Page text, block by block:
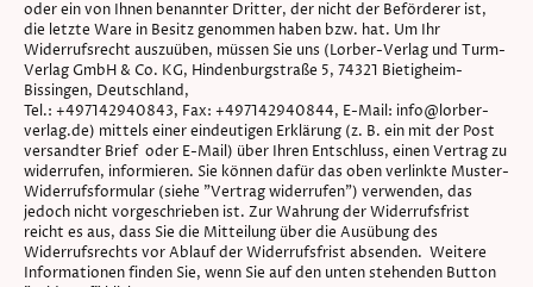
oder ein von Ihnen benannter Dritter, der nicht der Beförderer ist,
die letzte Ware in Besitz genommen haben bzw. hat. Um Ihr
Widerrufsrecht auszuüben, müssen Sie uns (Lorber-Verlag und Turm-
Verlag GmbH & Co. KG, Hindenburgstraße 5, 74321 Bietigheim-
Bissingen, Deutschland,
Tel.: +497142940843, Fax: +497142940844, E-Mail: info@lorber-
verlag.de) mittels einer eindeutigen Erklärung (z. B. ein mit der Post
versandter Brief oder E-Mail) über Ihren Entschluss, einen Vertrag zu
widerrufen, informieren. Sie können dafür das oben verlinkte Muster-
Widerrufsformular (siehe "Vertrag widerrufen") verwenden, das
jedoch nicht vorgeschrieben ist. Zur Wahrung der Widerrufsfrist
reicht es aus, dass Sie die Mitteilung über die Ausübung des
Widerrufsrechts vor Ablauf der Widerrufsfrist absenden. Weitere
Informationen finden Sie, wenn Sie auf den unten stehenden Button